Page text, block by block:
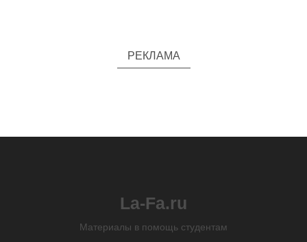
РЕКЛАМА
La-Fa.ru
Материалы в помощь студентам